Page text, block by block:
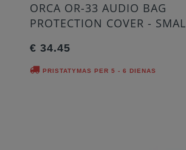
ORCA OR-33 AUDIO BAG
PROTECTION COVER -
€ 34.45
PRISTATYMAS PER 5 - 6 DIENAS